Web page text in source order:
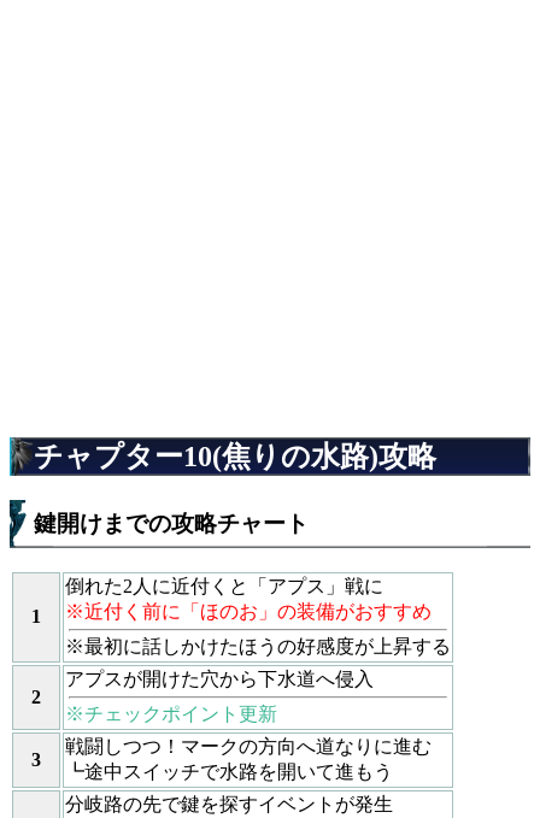
チャプター10(焦りの水路)攻略
鍵開けまでの攻略チャート
1
倒れた2人に近付くと「アプス」戦に
※近付く前に「ほのお」の装備がおすすめ
※最初に話しかけたほうの好感度が上昇する
2
アプスが開けた穴から下水道へ侵入
※チェックポイント更新
3
戦闘しつつ！マークの方向へ道なりに進む
┗途中スイッチで水路を開いて進もう
分岐路の先で鍵を探すイベントが発生